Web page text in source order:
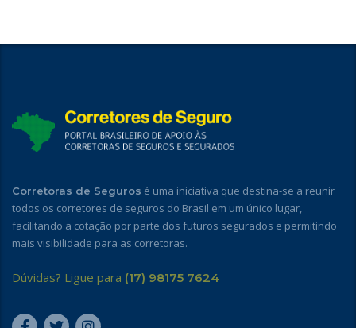
Corretoras de Seguros é uma iniciativa que destina-se a reunir
todos os corretores de seguros do Brasil em um único lugar,
facilitando a cotação por parte dos futuros segurados e permitindo
mais visibilidade para as corretoras.
Dúvidas? Ligue para (17) 98175 7624